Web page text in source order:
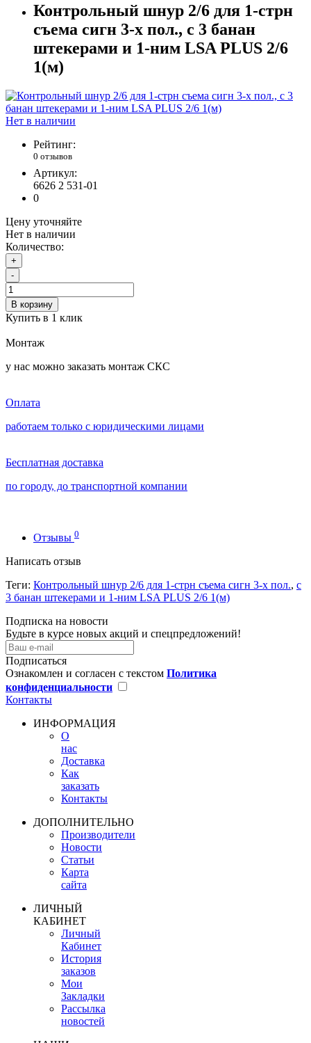
Контрольный шнур 2/6 для 1-стрн
съема сигн 3-х пол., с 3 банан
штекерами и 1-ним LSA PLUS 2/6
1(м)
Нет в наличии
Рейтинг:
0 отзывов
Артикул:
6626 2 531-01
0
Цену уточняйте
Нет в наличии
Количество:
+
-
В корзину
Купить в 1 клик
Монтаж
у нас можно заказать монтаж СКС
Оплата
работаем только с юридическими лицами
Бесплатная доставка
по городу, до транспортной компании
Отзывы 0
Написать отзыв
Теги: Контрольный шнур 2/6 для 1-стрн съема сигн 3-х пол., с
3 банан штекерами и 1-ним LSA PLUS 2/6 1(м)
Подписка на новости
Будьте в курсе новых акций и спецпредложений!
Подписаться
Ознакомлен и согласен с текстом Политика
конфиденциальности
Контакты
ИНФОРМАЦИЯ
О
нас
Доставка
Как
заказать
Контакты
ДОПОЛНИТЕЛЬНО
Производители
Новости
Статьи
Карта
сайта
ЛИЧНЫЙ
КАБИНЕТ
Личный
Кабинет
История
заказов
Мои
Закладки
Рассылка
новостей